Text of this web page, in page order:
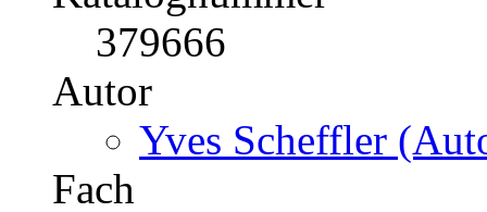
Katalognummer
379666
Autor